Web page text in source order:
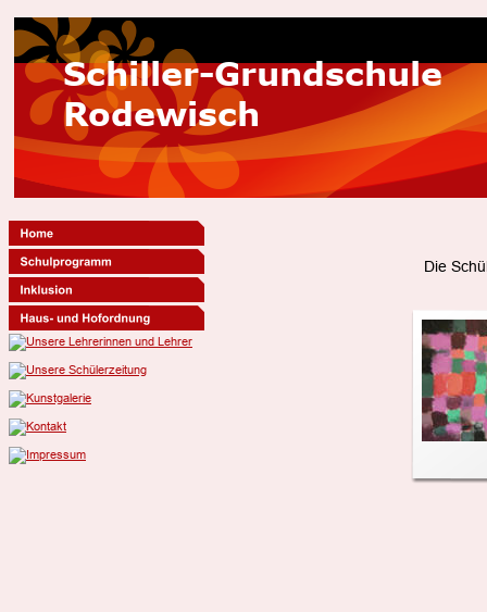
Schiller-Grundschule
Rodewisch
Die